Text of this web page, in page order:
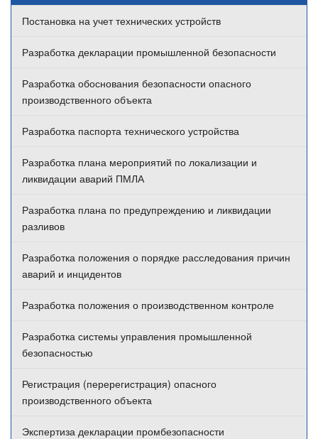
Постановка на учет технических устройств
Разработка декларации промышленной безопасности
Разработка обоснования безопасности опасного
производственного объекта
Разработка паспорта технического устройства
Разработка плана мероприятий по локализации и
ликвидации аварий ПМЛА
Разработка плана по предупреждению и ликвидации
разливов
Разработка положения о порядке расследования причин
аварий и инцидентов
Разработка положения о производственном контроле
Разработка системы управления промышленной
безопасностью
Регистрация (перерегистрация) опасного
производственного объекта
Экспертиза декларации промбезопасности